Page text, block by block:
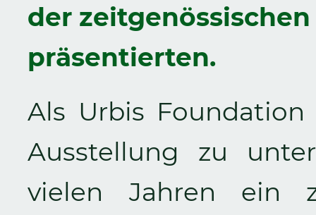
der
präsentierten.
Als Urbis
Ausstellung zu
vielen Jahren ein